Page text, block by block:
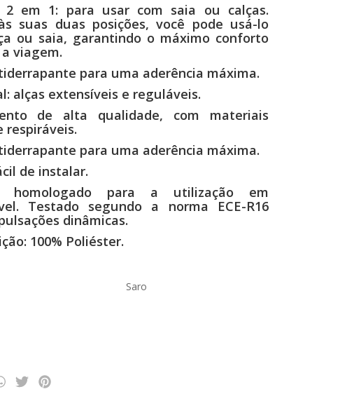
2 em 1: para usar com saia ou calças.
suas duas posições, você pode usá-lo
ou saia, garantindo o máximo conforto
viagem.
para uma aderência máxima.
alças extensíveis e reguláveis.
de alta qualidade, com materiais
respiráveis.
para uma aderência máxima.
de instalar.
homologado para a utilização em
Testado segundo a norma ECE-R16
dinâmicas.
100% Poliéster.
Saro